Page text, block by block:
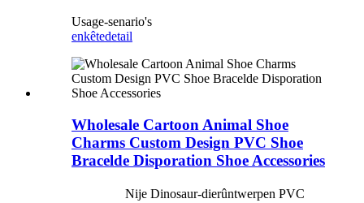
Usage-senario's
enkêtedetail
Wholesale Cartoon Animal Shoe
Charms Custom Design PVC Shoe
Bracelde Disporation Shoe Accessories
Nije Dinosaur-dierûntwerpen PVC